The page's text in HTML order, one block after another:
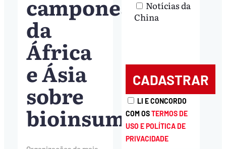
camponeses
da
África
e Ásia
sobre
bioinsumos
Notícias da
China
LI E CONCORDO
COM OSTERMOS DE
USO E POLÍTICA DE
PRIVACIDADE